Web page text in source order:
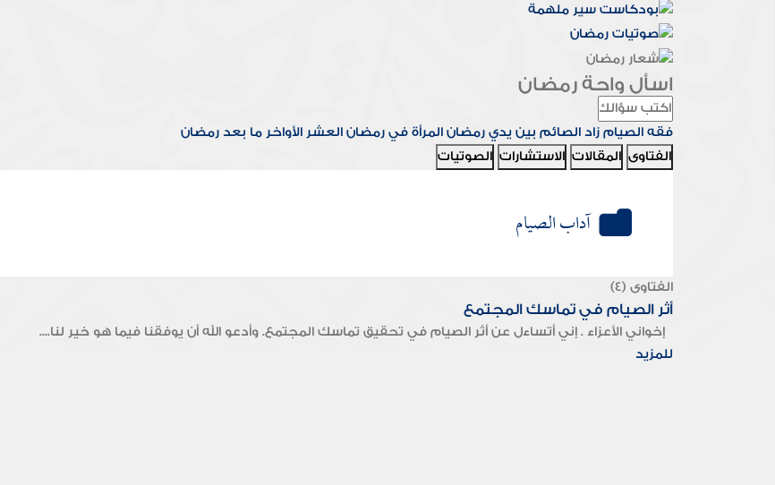
اسأل واحة رمضان
فقه الصيام زاد الصائم بين يدي رمضان المرأة في رمضان العشر الأواخر ما بعد رمضان
الفتاوى المقالات الاستشارات الصوتيات
آداب الصيام
الفتاوى (4)
أثر الصيام في تماسك المجتمع
إخواني الأعزاء . إني أتساءل عن أثر الصيام في تحقيق تماسك المجتمع. وأدعو الله أن يوفقنا فيما هو خير لنا....
للمزيد